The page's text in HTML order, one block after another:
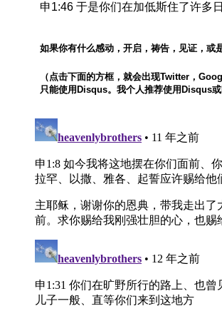
申1:46 于是你们在加低斯住了许多日
如果你有什么感动，开启，祷告，见证，或
（点击下面的方框，就会出现Twitter，
只能使用Disqus。我个人推荐使用Disqus